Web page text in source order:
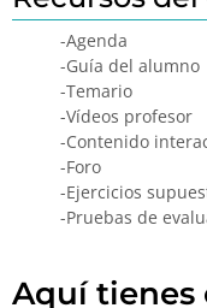
-Agenda
-Guía del alumno
-Temario
-Vídeos profesor
-Contenido
-Foro
-Ejercicios
-Pruebas de
Aquí tienes